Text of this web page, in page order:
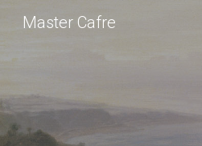
Master Cafre